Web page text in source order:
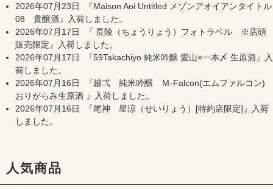
2026年07月23日
『Maison Aoi Untitled メゾンアオイアンタイトル
08 貴醸酒』入荷しました。
2026年07月17日
『 長陵（ちょうりょう）フォトラベル ※店頭
販売限定』入荷しました。
2026年07月17日
『59Takachiyo 純米吟醸 愛山×一本〆 生原酒』入
荷しました。
2026年07月16日
『越弌 純米吟醸 Ｍ-Falcon(エムファルコン)
おりがらみ生原酒 』入荷しました。
2026年07月16日
『尾神 星涼（せいりょう）[特約店限定]』入荷
しました。
人気商品